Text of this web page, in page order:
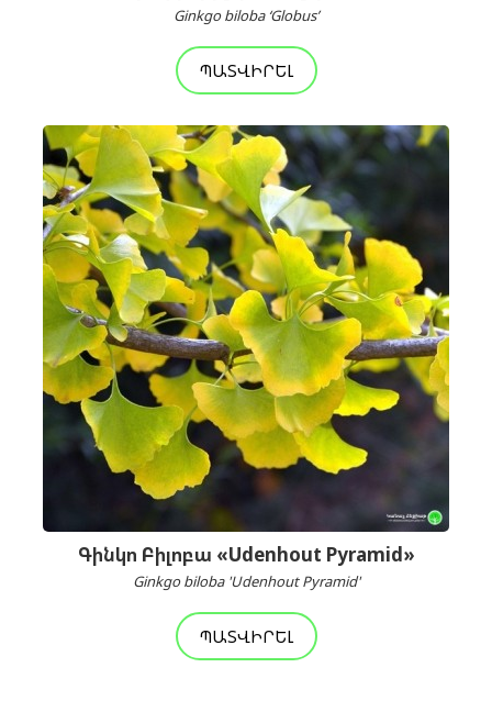
Ginkgo biloba ‘Globus’
ՊԱՏՎԻՐԵԼ
Գինկո Բիլոբա «Udenhout Pyramid»
Ginkgo biloba 'Udenhout Pyramid'
ՊԱՏՎԻՐԵԼ